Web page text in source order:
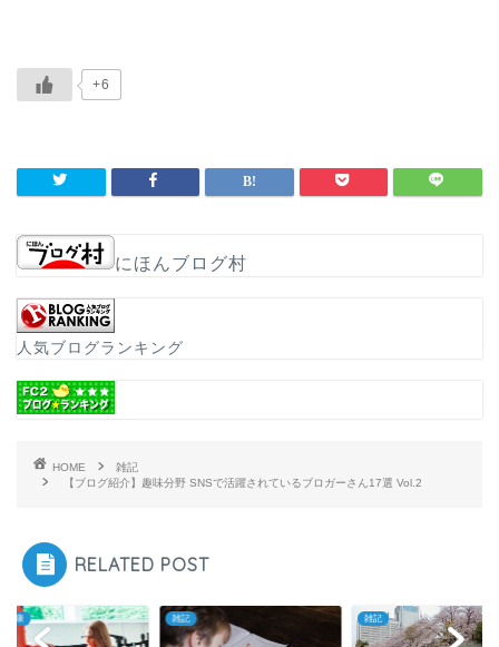
+6
にほんブログ村
人気ブログランキング
HOME
雑記
【ブログ紹介】趣味分野 SNSで活躍されているブロガーさん17選 Vol.2
RELATED POST
健康 雑記 雑記